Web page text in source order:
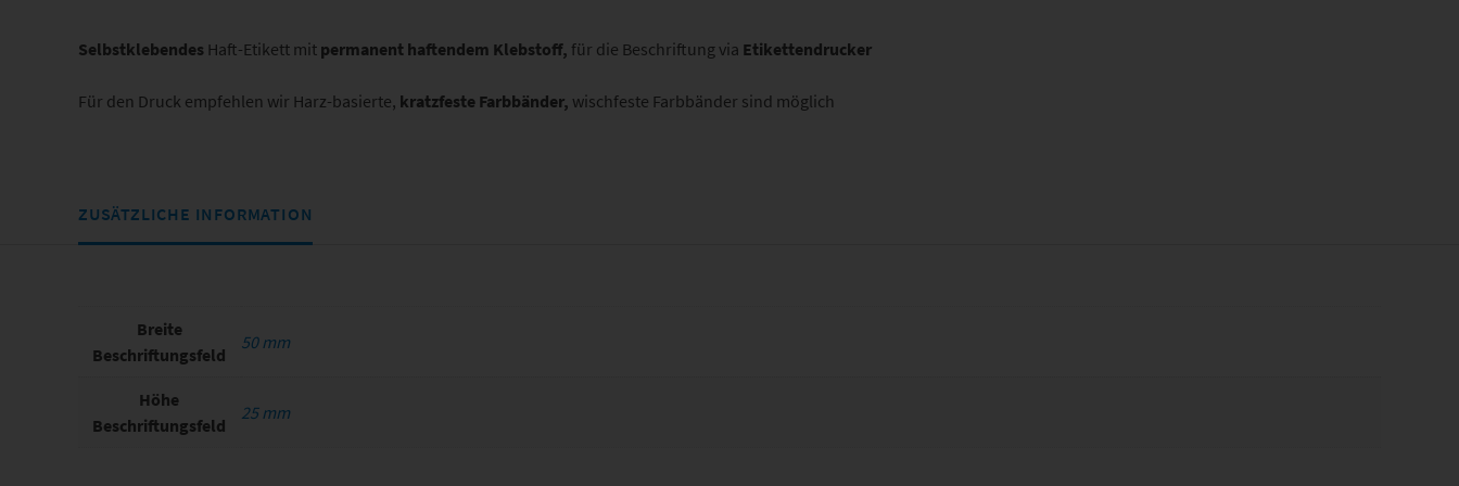
Selbstklebendes Haft-Etikett mitpermanent haftendem Klebstoff, für die Beschriftung via Etikettendrucker
Für den Druck empfehlen wir Harz-basierte, kratzfeste Farbbänder, wischfeste Farbbänder sind möglich
ZUSÄTZLICHE INFORMATION
Breite
Beschriftungsfeld
50 mm
Höhe
Beschriftungsfeld
25 mm